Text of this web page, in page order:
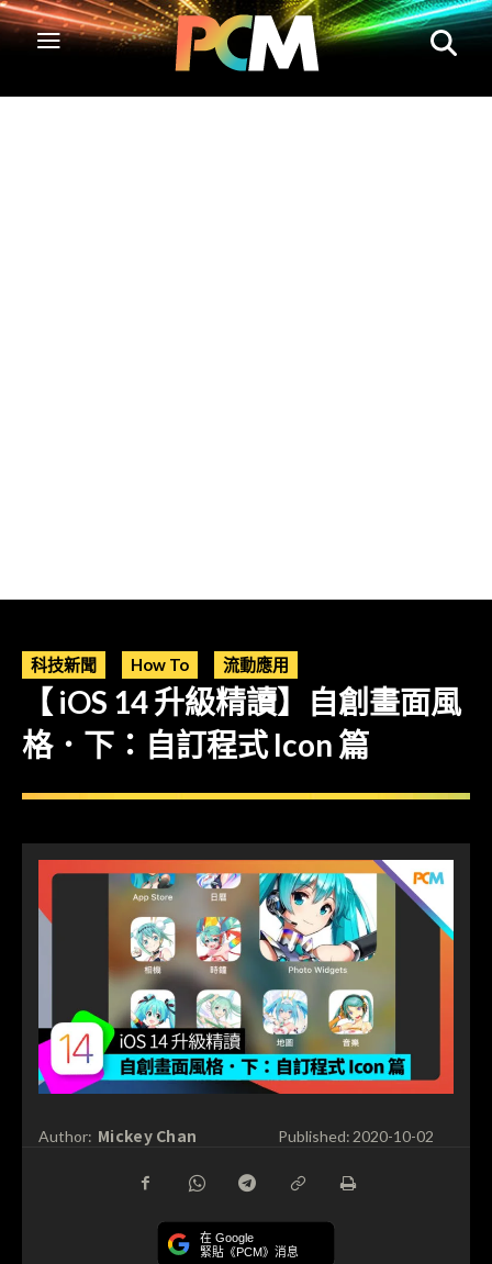
科技新聞 How To 流動應用
【 iOS 14 升級精讀】自創畫面風
格．下：自訂程式 Icon 篇
Author: Mickey Chan Published: 2020-10-02
在 Google
緊貼《PCM》消息